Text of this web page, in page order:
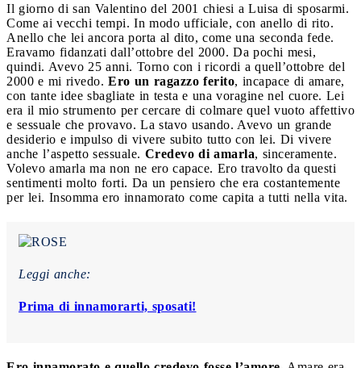
Il giorno di san Valentino del 2001 chiesi a Luisa di sposarmi.
Come ai vecchi tempi. In modo ufficiale, con anello di rito.
Anello che lei ancora porta al dito, come una seconda fede.
Eravamo fidanzati dall’ottobre del 2000. Da pochi mesi,
quindi. Avevo 25 anni. Torno con i ricordi a quell’ottobre del
2000 e mi rivedo. Ero un ragazzo ferito, incapace di amare,
con tante idee sbagliate in testa e una voragine nel cuore. Lei
era il mio strumento per cercare di colmare quel vuoto affettivo
e sessuale che provavo. La stavo usando. Avevo un grande
desiderio e impulso di vivere subito tutto con lei. Di vivere
anche l’aspetto sessuale. Credevo di amarla, sinceramente.
Volevo amarla ma non ne ero capace. Ero travolto da questi
sentimenti molto forti. Da un pensiero che era costantemente
per lei. Insomma ero innamorato come capita a tutti nella vita.
Leggi anche:
Prima di innamorarti, sposati!